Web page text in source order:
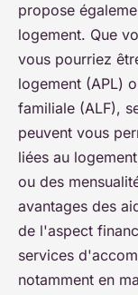
propose
logement. Que
vous pourriez
logement (APL)
familiale (ALF),
peuvent vous
liées au
ou des
avantages des
de l'aspect
services
notamment en